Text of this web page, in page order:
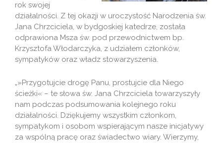
rok swojej
działalności. Z tej okazji w uroczystość Narodzenia św.
Jana Chrzciciela, w bydgoskiej katedrze, została
odprawiona Msza św. pod przewodnictwem bp.
Krzysztofa Włodarczyka, z udziałem członków,
sympatyków oraz władz stowarzyszenia.
„»Przygotujcie drogę Panu, prostujcie dla Niego
ścieżki« – te słowa św. Jana Chrzciciela towarzyszyły
nam podczas podsumowania kolejnego roku
działalności. Dziękujemy wszystkim członkom,
sympatykom i osobom wspierającym nasze inicjatywy
za wspólną pracę oraz świadectwo wiary. Wierzymy,